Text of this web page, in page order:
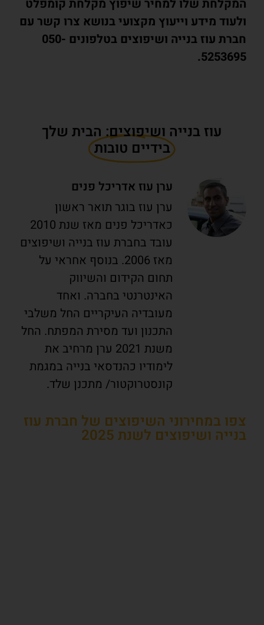
המקלחת שלו למחיר שיפוץ מקלחת קומפלט
ולעוד מידע וייעוץ מקצועי בנושא צרו קשר עם
חברת עוז בנייה ושיפוצים בטלפונים 050-
5253695.
עוז בנייה ושיפוצים: הבית שלך
בידיים טובות
ערן עוז אדריכל פנים
ערן עוז בוגר תואר ראשון
כאדריכל פנים מאז שנת 2010
עובד בחברת עוז בנייה ושיפוצים
מאז 2006. בנוסף אחראי על
תחום הקידום והשיווק
האינטרנטי בחברה. ואחד
מעובדיה העיקריים החל משלבי
התכנון ועד מסירת המפתח. החל
משנת 2021 ערן מרחיב את
לימודיו כהנדסאי בנייה במגמת
קונסטרוקטור/ מתכנן שלד.
צפו במחירוני השיפוצים של חברת עוז
בנייה ושיפוצים לשנת 2025